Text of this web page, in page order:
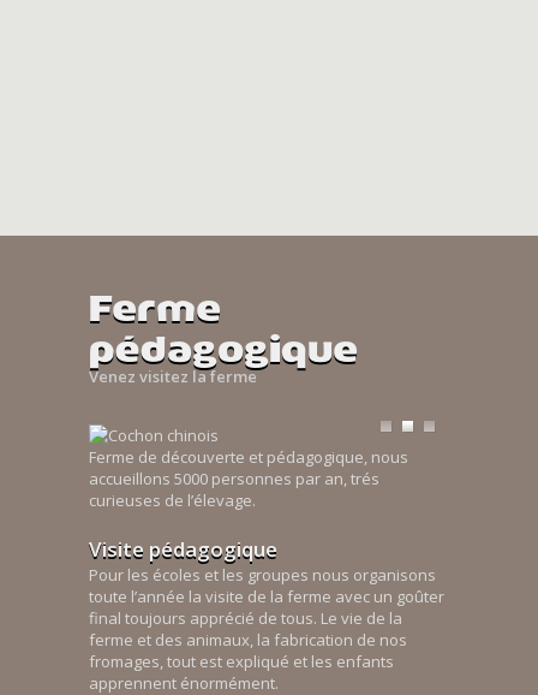
Ferme
pédagogique
Venez visitez la ferme
Ferme de découverte et pédagogique, nous
accueillons 5000 personnes par an, trés
curieuses de l’élevage.
Visite pédagogique
Pour les écoles et les groupes nous organisons
toute l’année la visite de la ferme avec un goûter
final toujours apprécié de tous. Le vie de la
ferme et des animaux, la fabrication de nos
fromages, tout est expliqué et les enfants
apprennent énormément.